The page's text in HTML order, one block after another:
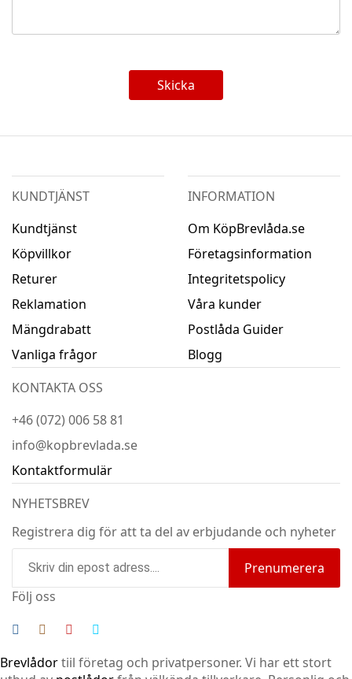
Skicka
KUNDTJÄNST
Kundtjänst
Köpvillkor
Returer
Reklamation
Mängdrabatt
Vanliga frågor
INFORMATION
Om KöpBrevlåda.se
Företagsinformation
Integritetspolicy
Våra kunder
Postlåda Guider
Blogg
KONTAKTA OSS
+46 (072) 006 58 81
info@kopbrevlada.se
Kontaktformulär
NYHETSBREV
Registrera dig för att ta del av erbjudande och nyheter
Prenumerera
Följ oss
Brevlådortiil företag och privatpersoner. Vi har ett stort